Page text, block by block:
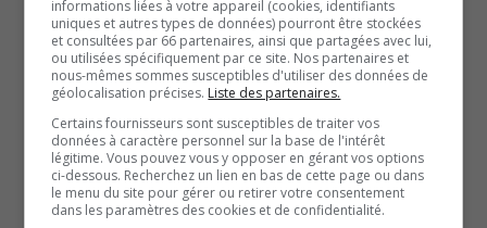
Conseil pour la protection des malades, par la voix de
son président Paul Brunet, estime que les établissements
doivent faire preuve de plus de rigueur.
Un gestionnaire qui ne sort pas de son bureau climatisé
pour aller demander aux gens ce qu’ils préfèrent, c’est un
lâche. Est-ce qu’on vous demande si vous voulez du
chauffage l’hiver ? Non. Alors pourquoi la climatisation
informations liées à votre appareil (cookies, identifiants
uniques et autres types de données) pourront être stockées
et consultées par 66 partenaires, ainsi que partagées avec lui,
ou utilisées spécifiquement par ce site. Nos partenaires et
nous-mêmes sommes susceptibles d'utiliser des données de
géolocalisation précises. Liste des partenaires.
Certains fournisseurs sont susceptibles de traiter vos
données à caractère personnel sur la base de l'intérêt
légitime. Vous pouvez vous y opposer en gérant vos options
ci-dessous. Recherchez un lien en bas de cette page ou dans
le menu du site pour gérer ou retirer votre consentement
dans les paramètres des cookies et de confidentialité.